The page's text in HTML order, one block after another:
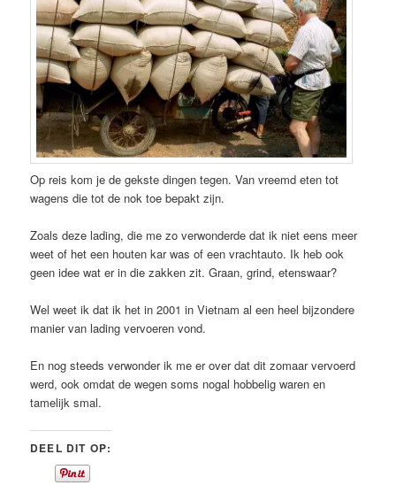
Op reis kom je de gekste dingen tegen. Van vreemd eten tot
wagens die tot de nok toe bepakt zijn.
Zoals deze lading, die me zo verwonderde dat ik niet eens meer
weet of het een houten kar was of een vrachtauto. Ik heb ook
geen idee wat er in die zakken zit. Graan, grind, etenswaar?
Wel weet ik dat ik het in 2001 in Vietnam al een heel bijzondere
manier van lading vervoeren vond.
En nog steeds verwonder ik me er over dat dit zomaar vervoerd
werd, ook omdat de wegen soms nogal hobbelig waren en
tamelijk smal.
DEEL DIT OP: